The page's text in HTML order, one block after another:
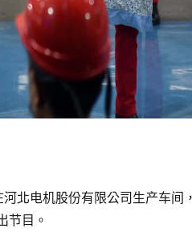
河北电机股份有限公司生产车
节目。